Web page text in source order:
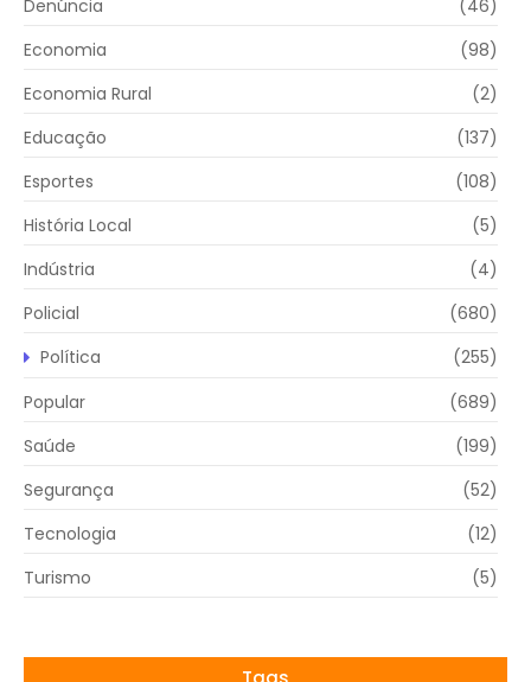
Denúncia
(46)
Economia
(98)
Economia Rural
(2)
Educação
(137)
Esportes
(108)
História Local
(5)
Indústria
(4)
Policial
(680)
Política
(255)
Popular
(689)
Saúde
(199)
Segurança
(52)
Tecnologia
(12)
Turismo
(5)